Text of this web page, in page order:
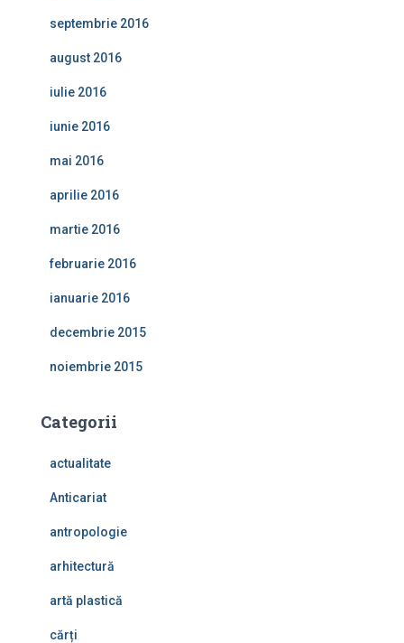
septembrie 2016
august 2016
iulie 2016
iunie 2016
mai 2016
aprilie 2016
martie 2016
februarie 2016
ianuarie 2016
decembrie 2015
noiembrie 2015
Categorii
actualitate
Anticariat
antropologie
arhitectură
artă plastică
cărți